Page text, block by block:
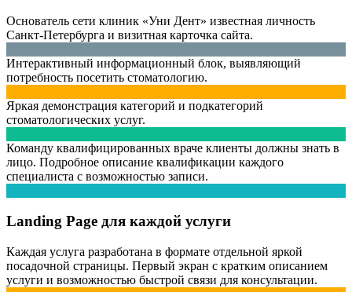
Основатель сети клиник «Уни Дент» известная личность
Санкт-Петербурга и визитная карточка сайта.
Интерактивный информационный блок, выявляющий
потребность посетить стоматологию.
Яркая демонстрация категорий и подкатегорий
стоматологических услуг.
Команду квалифицированных враче клиенты должны знать в
лицо. Подробное описание квалификации каждого
специалиста с возможностью записи.
Landing Page для каждой услуги
Каждая услуга разработана в формате отдельной яркой
посадочной страницы. Первый экран с кратким описанием
услуги и возможностью быстрой связи для консультации.